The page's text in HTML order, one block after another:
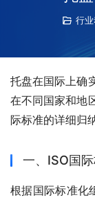
行
托盘在国际上确
在不同国家和地
际标准的详细归
一、ISO国
根据国际标准化